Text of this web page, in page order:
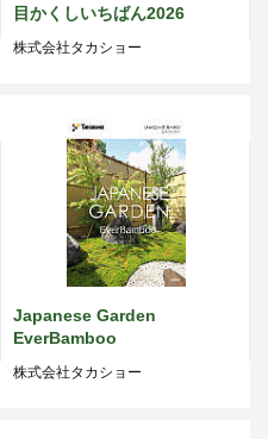
目かくしいちばん2026
株式会社タカショー
Japanese Garden
EverBamboo
株式会社タカショー